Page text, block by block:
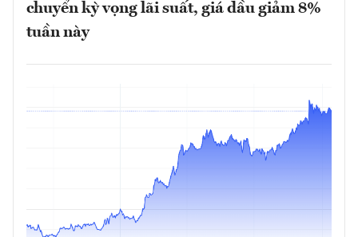
chuyển kỳ vọng lãi suất, giá dầu giảm 8%
tuần này